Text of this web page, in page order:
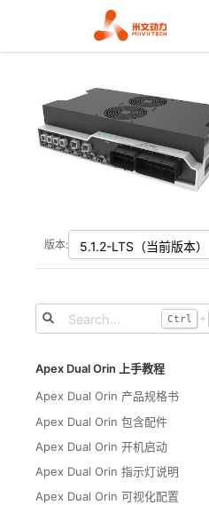
版本:
Ctrl +
Apex Dual Orin 上手教程
Apex Dual Orin 产品规格书
Apex Dual Orin 包含配件
Apex Dual Orin 开机启动
Apex Dual Orin 指示灯说明
Apex Dual Orin 可视化配置